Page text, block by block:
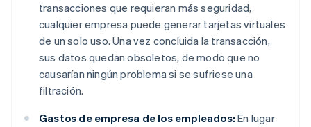
transacciones que requieran más seguridad,
cualquier empresa puede generar tarjetas virtuales
de un solo uso. Una vez concluida la transacción,
sus datos quedan obsoletos, de modo que no
causarían ningún problema si se sufriese una
filtración.
Gastos de empresa de los empleados: En lugar